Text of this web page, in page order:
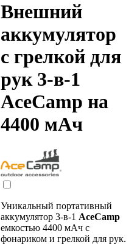
Внешний
аккумулятор
с грелкой для
рук 3-в-1
AceCamp на
4400 мАч
Уникальный портативный
аккумулятор 3-в-1 AceCamp
емкостью 4400 мАч с
фонариком и грелкой для рук.